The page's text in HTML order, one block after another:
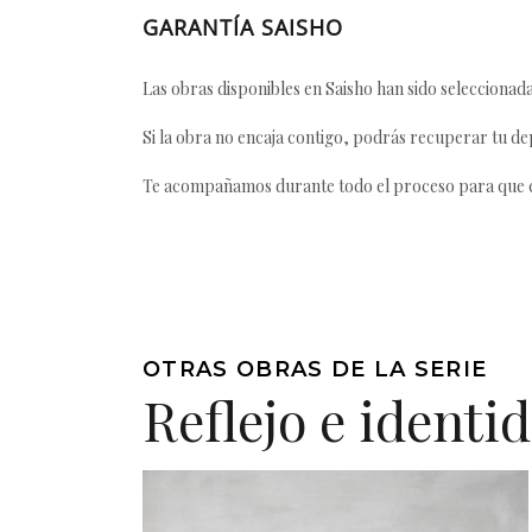
GARANTÍA SAISHO
Las obras disponibles en Saisho han sido
Si la obra no encaja contigo, podrás recuperar tu
Te acompañamos durante todo el proceso para que
OTRAS OBRAS DE LA SERIE
Reflejo e